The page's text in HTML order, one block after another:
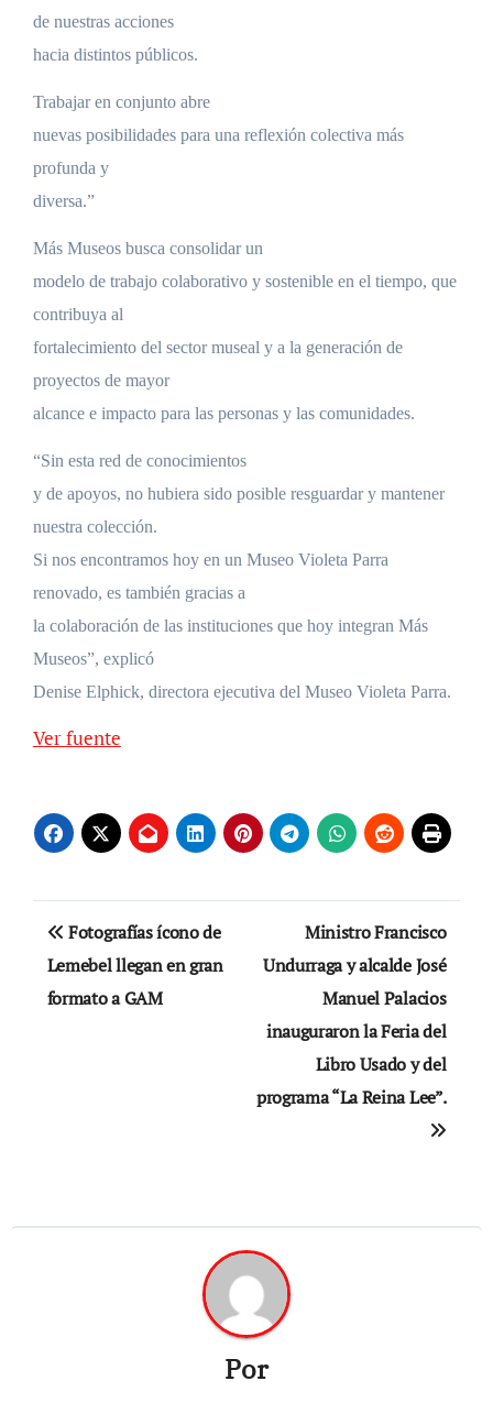
de nuestras acciones
hacia distintos públicos.
Trabajar en conjunto abre
nuevas posibilidades para una reflexión colectiva más
profunda y
diversa.”
Más Museos busca consolidar un
modelo de trabajo colaborativo y sostenible en el tiempo, que
contribuya al
fortalecimiento del sector museal y a la generación de
proyectos de mayor
alcance e impacto para las personas y las comunidades.
“Sin esta red de conocimientos
y de apoyos, no hubiera sido posible resguardar y mantener
nuestra colección.
Si nos encontramos hoy en un Museo Violeta Parra
renovado, es también gracias a
la colaboración de las instituciones que hoy integran Más
Museos”, explicó
Denise Elphick, directora ejecutiva del Museo Violeta Parra.
Ver fuente
Navegación
de
entradas
Fotografías ícono de
Lemebel llegan en gran
formato a GAM
Ministro Francisco
Undurraga y alcalde José
Manuel Palacios
inauguraron la Feria del
Libro Usado y del
programa “La Reina Lee”.
Por